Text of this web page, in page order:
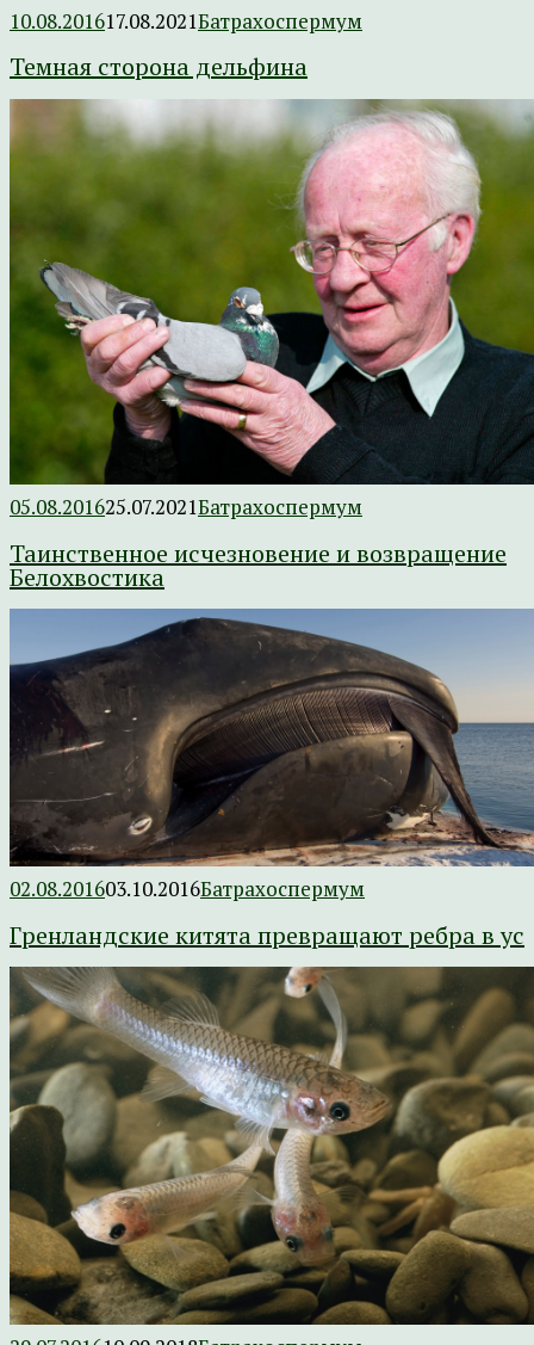
10.08.201617.08.2021Батрахоспермум
Темная сторона дельфина
05.08.201625.07.2021Батрахоспермум
Таинственное исчезновение и возвращение
Белохвостика
02.08.201603.10.2016Батрахоспермум
Гренландские китята превращают ребра в ус